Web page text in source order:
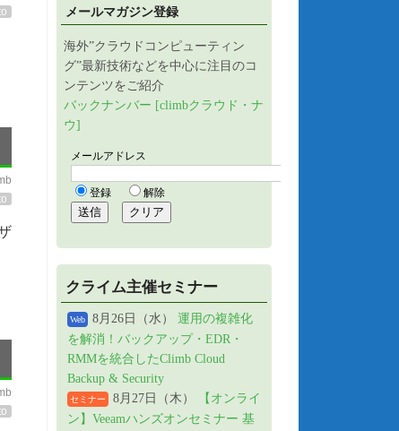
メールマガジン登録
海外”クラウドコンピューティン
グ”最新技術などを中心に注目のコ
ンテンツをご紹介
バックナンバー [climbクラウド・ナ
ウ]
クライム主催セミナー
Web 8月26日（水） 運用の複雑化
を解消！バックアップ・EDR・
RMMを統合したClimb Cloud
Backup & Security
セミナー 8月27日（木）
【オンライ
ン】Veeamハンズオンセミナー 基